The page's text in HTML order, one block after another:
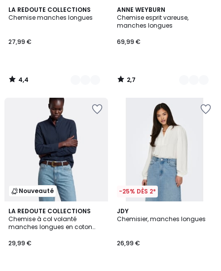
LA REDOUTE COLLECTIONS
Chemise manches longues
27,99 €
4,4
/ 5
4
Couleurs
4,4
/
ANNE WEYBURN
Chemise esprit vareuse,
manches longues
69,99 €
2,7
/ 5
2
Couleurs
2,7
/
Nouveauté
LA REDOUTE COLLECTIONS
Chemise à col volanté
manches longues en coton
29,99 €
3
Couleurs
-25% DÈS 2*
JDY
Chemisier, manches longues
26,99 €